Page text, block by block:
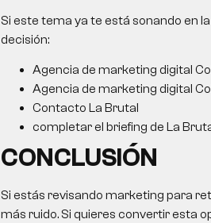
Si este tema ya te está sonando en
decisión:
Agencia de marketing digital
Agencia de marketing digital
Contacto La Brutal
completar el briefing de La
CONCLUSIÓN
Si estás revisando marketing para
más ruido. Si quieres convertir esta